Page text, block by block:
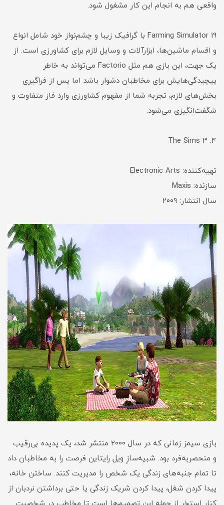
واقعی هم به انجام این کار مشغول شود.
Farming Simulator 19 با گرافیک زیبا و چشم‌نواز خود شامل انواع
و اقسام ماشین‌ها، ابزارآلات و وسایل لازم برای کشاورزی است. از
یک جهت، این بازی هم مثل Factorio می‌تواند به خاطر
پیچیدگی‌هایش برای مخاطبان دشوار باشد اما پس از فراگیری
بخش‌های لازم، تجربه شما از مفهوم کشاورزی وارد فاز متفاوت و
شگفت‌انگیزی می‌شود.
۴. The Sims 3
تهیه‌کننده: Electronic Arts
سازنده: Maxis
سال انتشار: ۲۰۰۹
بازی سیمز زمانی که در سال ۲۰۰۰ منتشر شد، یک پدیده بی‌رقیب
و منحصر‌به‌فرد بود. شبیه‌سازِ ویل رایتاین فرصت را به مخاطبان داد
تا تمام جنبه‌های زندگی یک شخص را مدیریت کنند. ساختن خانه،
پیدا کردن شغل، پیدا کردن شریک زندگی یا حتی برداشتن نردبان از